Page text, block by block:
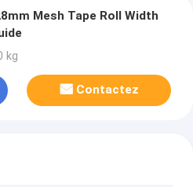
Mesh Tape Roll Width
kg
Contactez